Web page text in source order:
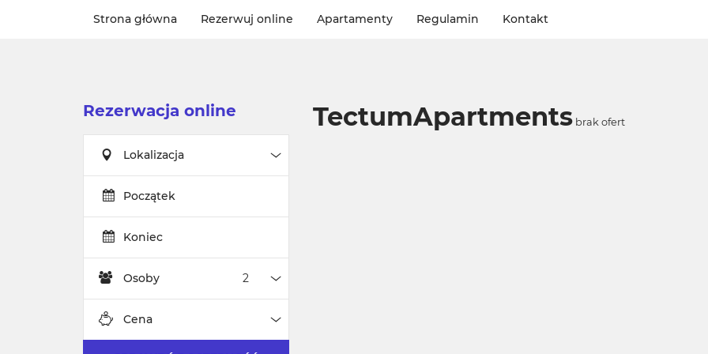
Strona główna Rezerwuj online Apartamenty Regulamin Kontakt
Rezerwacja online
Lokalizacja Lokalizacja
Początek
Koniec
Osoby Osoby
Cena Cena
TectumApartments brak ofert